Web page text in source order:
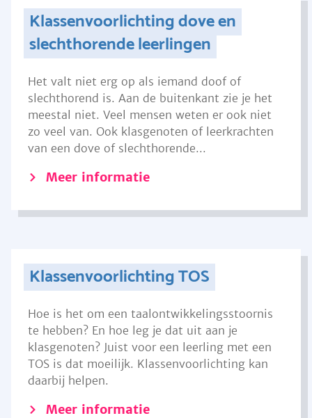
Klassenvoorlichting dove en
slechthorende leerlingen
Het valt niet erg op als iemand doof of
slechthorend is. Aan de buitenkant zie je het
meestal niet. Veel mensen weten er ook niet
zo veel van. Ook klasgenoten of leerkrachten
van een dove of slechthorende...
Meer informatie
Klassenvoorlichting TOS
Hoe is het om een taalontwikkelingsstoornis
te hebben? En hoe leg je dat uit aan je
klasgenoten? Juist voor een leerling met een
TOS is dat moeilijk. Klassenvoorlichting kan
daarbij helpen.
Meer informatie